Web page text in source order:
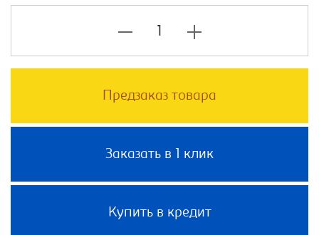
Предзаказ товара
Заказать в 1 клик
Купить в кредит